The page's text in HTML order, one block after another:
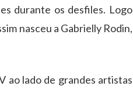
durante os desfiles. Logo
nasceu a Gabrielly Rodin,
ao lado de grandes artistas